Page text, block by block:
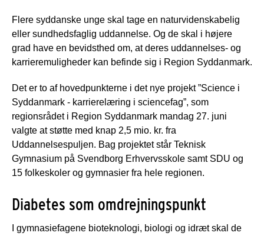
Flere syddanske unge skal tage en naturvidenskabelig
eller sundhedsfaglig uddannelse. Og de skal i højere
grad have en bevidsthed om, at deres uddannelses- og
karrieremuligheder kan befinde sig i Region Syddanmark.
Det er to af hovedpunkterne i det nye projekt ”Science i
Syddanmark - karrierelæring i sciencefag”, som
regionsrådet i Region Syddanmark mandag 27. juni
valgte at støtte med knap 2,5 mio. kr. fra
Uddannelsespuljen. Bag projektet står Teknisk
Gymnasium på Svendborg Erhvervsskole samt SDU og
15 folkeskoler og gymnasier fra hele regionen.
Diabetes som omdrejningspunkt
I gymnasiefagene bioteknologi, biologi og idræt skal de